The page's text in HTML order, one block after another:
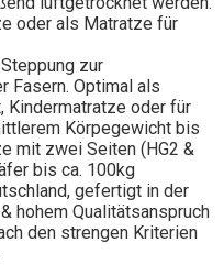
oder als Matratze für
zur
Fasern. Optimal als
Kindermatratze oder für
Körpegewicht bis
mit zwei Seiten (HG2 &
bis ca. 100kg
gefertigt in der
hohem Qualitätsanspruch
den strengen Kriterien